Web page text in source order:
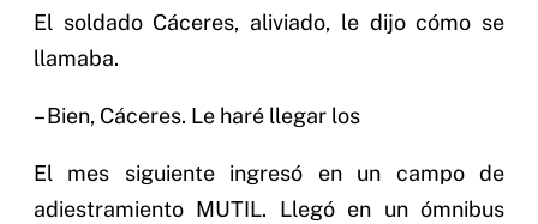
El soldado Cáceres, aliviado, le dijo cómo se
llamaba.
– Bien, Cáceres. Le haré llegar los
El mes siguiente ingresó en un campo de
adiestramiento MUTIL. Llegó en un ómnibus